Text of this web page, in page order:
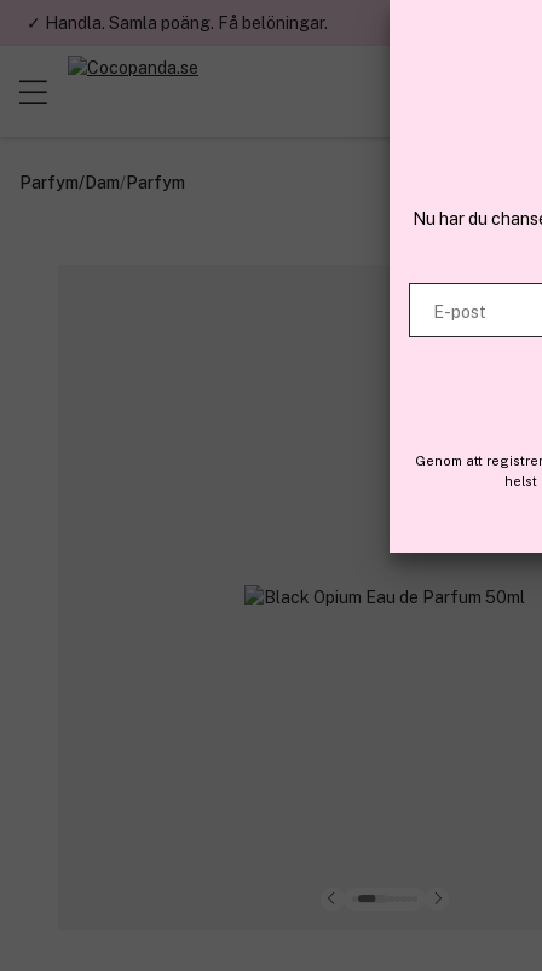
✓ Handla. Samla poäng. Få belöningar.
Parfym/Dam/Parfym
Nu har du
E-post
Genom att
helst